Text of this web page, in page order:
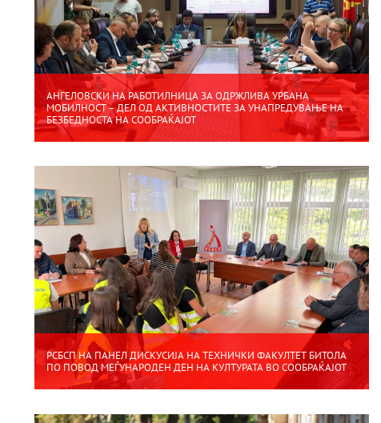
АНГЕЛОВСКИ НА РАБОТИЛНИЦА ЗА ОДРЖЛИВА УРБАНА
МОБИЛНОСТ – ДЕЛ ОД АКТИВНОСТИТЕ ЗА УНАПРЕДУВАЊЕ НА
БЕЗБЕДНОСТА НА СООБРАЌАЈОТ
РСБСП НА ПАНЕЛ ДИСКУСИЈА НА ТЕХНИЧКИ ФАКУЛТЕТ БИТОЛА
ПО ПОВОД МЕЃУНАРОДЕН ДЕН НА КУЛТУРАТА ВО СООБРАЌАЈОТ